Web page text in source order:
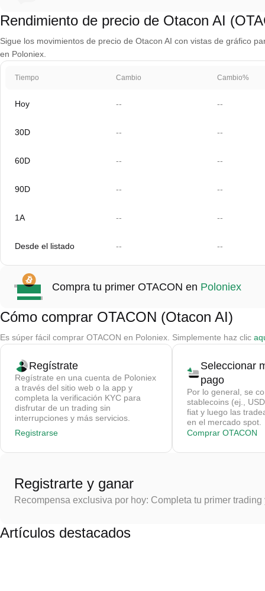
Rendimiento de precio de Otacon AI
Sigue los movimientos de precio de Otacon AI con vistas de gráfico
en Poloniex.
Tiempo Cambio Cambio%
Hoy -- --
30D -- --
60D -- --
90D -- --
1A -- --
Desde el listado -- --
Compra tu primer OTACON en Poloniex
Cómo comprar OTACON (Otacon AI)
Es súper fácil comprar OTACON en Poloniex. Simplemente haz clic
Regístrate
Regístrate en una cuenta de Poloniex
a través del sitio web o la app y
completa la verificación KYC para
disfrutar de un trading sin
interrupciones y más servicios.
Registrarse
Seleccionar
pago
Por lo general, se
stablecoins (ej.,
fiat y luego las
en el mercado spot.
Comprar OTACON
Registrarte y ganar
Recompensa exclusiva por hoy: Completa tu primer
Artículos destacados